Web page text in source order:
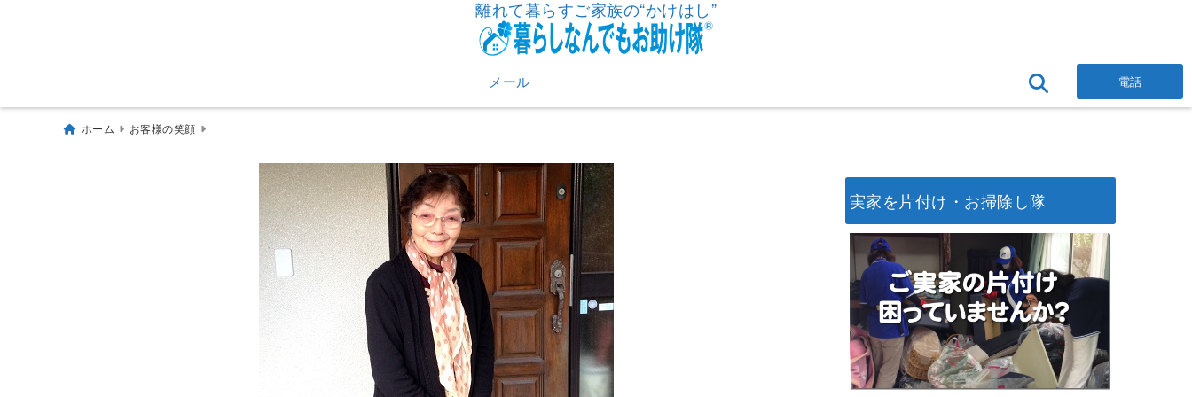
離れて暮らすご家族の“かけはし”
メール 電話
ホーム お客様の笑顔
実家を片付け・お掃除し隊